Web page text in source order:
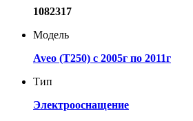
1082317
Модель
Aveo (T250) с 2005г по 2011г
Тип
Электрооснащение